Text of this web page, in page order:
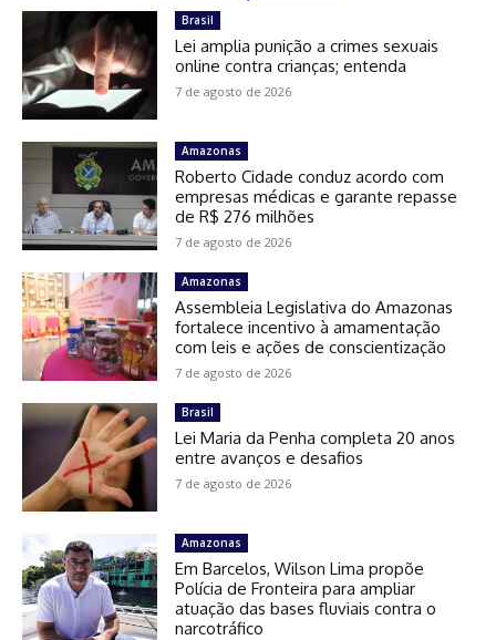
Brasil
Lei amplia punição a crimes sexuais
online contra crianças; entenda
7 de agosto de 2026
Amazonas
Roberto Cidade conduz acordo com
empresas médicas e garante repasse
de R$ 276 milhões
7 de agosto de 2026
Amazonas
Assembleia Legislativa do Amazonas
fortalece incentivo à amamentação
com leis e ações de conscientização
7 de agosto de 2026
Brasil
Lei Maria da Penha completa 20 anos
entre avanços e desafios
7 de agosto de 2026
Amazonas
Em Barcelos, Wilson Lima propõe
Polícia de Fronteira para ampliar
atuação das bases fluviais contra o
narcotráfico